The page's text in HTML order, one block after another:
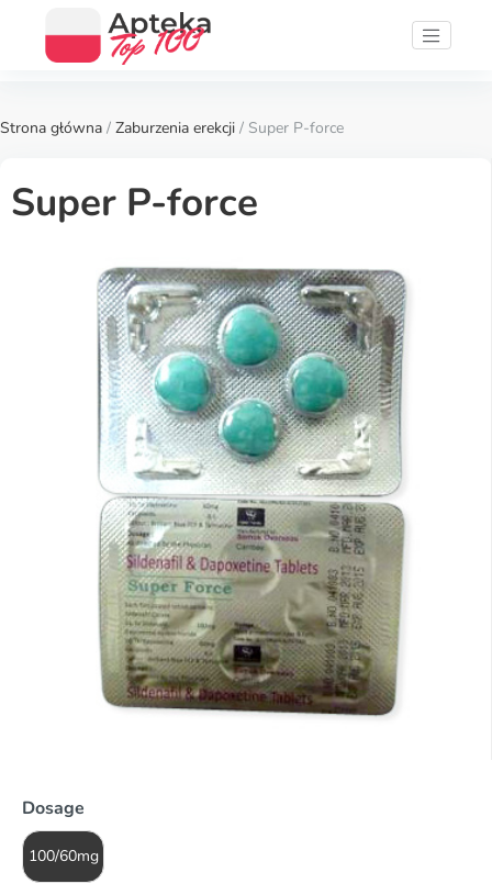
Strona główna / Zaburzenia erekcji / Super P-force
Super P-force
Dosage
100/60mg